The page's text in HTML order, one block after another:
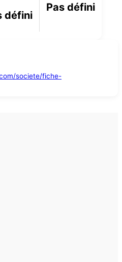
défini
Pas défini
societe/fiche-